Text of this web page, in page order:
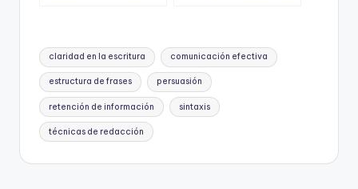
periodísticas
Etiquetas:
claridad en la escritura comunicación efectiva
estructura de frases persuasión
retención de información sintaxis
técnicas de redacción